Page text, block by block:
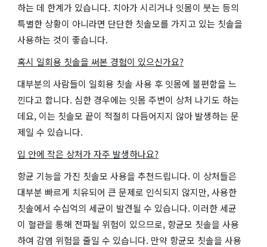
하는 데 한계가 있습니다. 치아가 시리거나 잇몸이 붓는 등의
특별한 상황이 아니라면 단단한 칫솔모를 가지고 있는 칫솔을
사용하는 것이 좋습니다.
혹시 일회용 칫솔을 써본 경험이 있으신가요?
대부분의 사람들이 일회용 칫솔 사용 후 잇몸에 불편함을 느
낀다고 합니다. 심한 경우에는 잇몸 주변이 상처 나기도 하는
데요, 이는 칫솔모 끝이 적절히 다듬어지지 않아 발생하는 문
제일 수 있습니다.
입 안에 작은 상처가 자주 발생하나요?
항균 기능을 가진 칫솔모 사용을 추천드립니다. 이 상처들은
대부분 빠르게 치유되어 큰 문제로 인식되지 않지만, 사용한
칫솔에서 수십억의 세균이 발견될 수 있습니다. 이러한 세균
이 혈관을 통해 전파될 위험이 있으므로, 항균모 칫솔을 사용
하여 감염 위험을 줄일 수 있습니다. 만약 항균모 칫솔을 사용